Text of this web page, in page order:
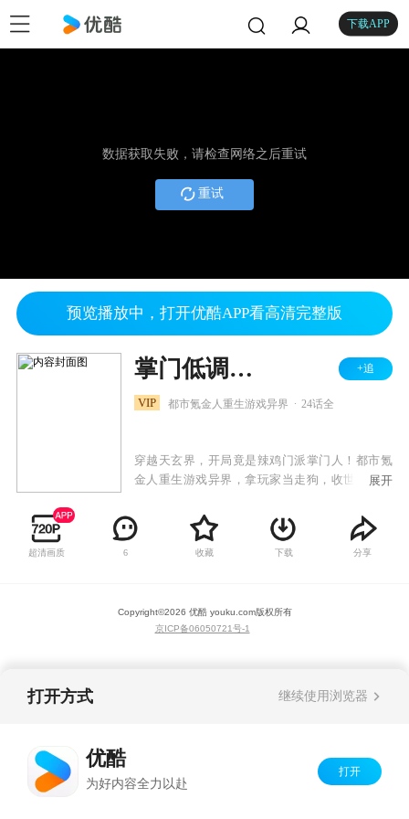
下载APP
数据获取失败，请检查网络之后重试
重试
预览播放中，打开优酷APP看高清完整版
掌门低调点 动态漫 第1季 +追
VIP 都市氪金人重生游戏异界 24话全
穿越天玄界，开局竟是辣鸡门派掌门人！都市氪
金人重生游戏异界，拿玩家当走狗，收世界主角
展开
超清画质 6 收藏 下载 分享
Copyright©2026 优酷 youku.com版权所有
京ICP备06050721号-1
打开方式 继续使用浏览器
优酷
为好内容全力以赴
打开